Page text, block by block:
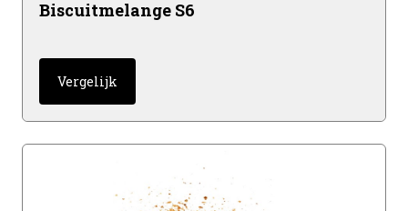
Biscuitmelange S6
Vergelijk